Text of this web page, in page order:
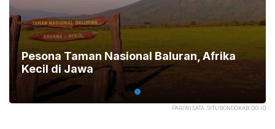
PARIWISATA.SITUBONDOKAB.GO.ID
Pesona Taman Nasional Baluran, Afrika
Kecil di Jawa